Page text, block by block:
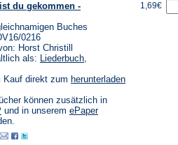
du gekommen -
Buches
0216
Horst Christill
als: Liederbuch,
Kauf direkt zum herunterladen
können zusätzlich in
(Öffnet
in
neuen
und in unserem ePaper(Öffnet
1,69€